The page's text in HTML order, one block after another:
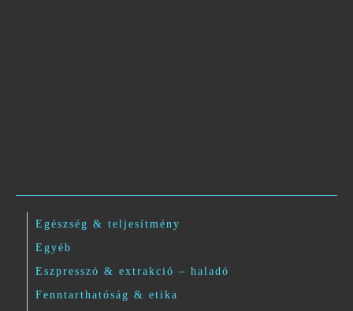
Egészség & teljesítmény
Egyéb
Eszpresszó & extrakció – haladó
Fenntarthatóság & etika